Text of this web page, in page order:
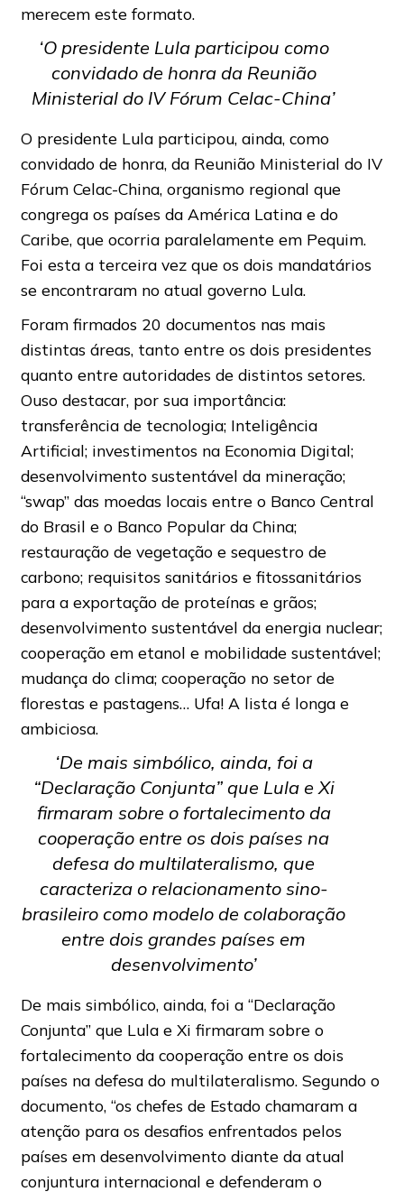
merecem este formato.
‘O presidente Lula participou como
convidado de honra da Reunião
Ministerial do IV Fórum Celac-China’
O presidente Lula participou, ainda, como
convidado de honra, da Reunião Ministerial do IV
Fórum Celac-China, organismo regional que
congrega os países da América Latina e do
Caribe, que ocorria paralelamente em Pequim.
Foi esta a terceira vez que os dois mandatários
se encontraram no atual governo Lula.
Foram firmados 20 documentos nas mais
distintas áreas, tanto entre os dois presidentes
quanto entre autoridades de distintos setores.
Ouso destacar, por sua importância:
transferência de tecnologia; Inteligência
Artificial; investimentos na Economia Digital;
desenvolvimento sustentável da mineração;
“swap” das moedas locais entre o Banco Central
do Brasil e o Banco Popular da China;
restauração de vegetação e sequestro de
carbono; requisitos sanitários e fitossanitários
para a exportação de proteínas e grãos;
desenvolvimento sustentável da energia nuclear;
cooperação em etanol e mobilidade sustentável;
mudança do clima; cooperação no setor de
florestas e pastagens… Ufa! A lista é longa e
ambiciosa.
‘De mais simbólico, ainda, foi a
“Declaração Conjunta” que Lula e Xi
firmaram sobre o fortalecimento da
cooperação entre os dois países na
defesa do multilateralismo, que
caracteriza o relacionamento sino-
brasileiro como modelo de colaboração
entre dois grandes países em
desenvolvimento’
De mais simbólico, ainda, foi a “Declaração
Conjunta” que Lula e Xi firmaram sobre o
fortalecimento da cooperação entre os dois
países na defesa do multilateralismo. Segundo o
documento, “os chefes de Estado chamaram a
atenção para os desafios enfrentados pelos
países em desenvolvimento diante da atual
conjuntura internacional e defenderam o